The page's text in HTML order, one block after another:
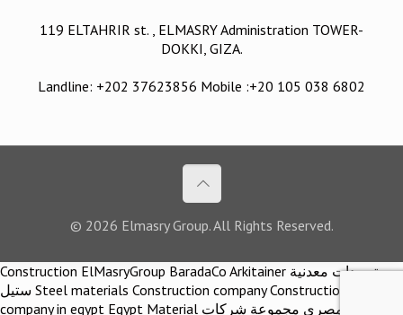
119 ELTAHRIR st. , ELMASRY Administration TOWER-
DOKKI, GIZA.
Landline: +202 37623856 Mobile :+20 105 038 6802
© 2026 Elmasry Group. All Rights Reserved.
Construction ElMasryGroup BaradaCo Arkitainer توريدات معدنية
ستيل Steel materials Construction company Construction
company in egypt Egypt Material اركيتينر المصري مجموعة شركات